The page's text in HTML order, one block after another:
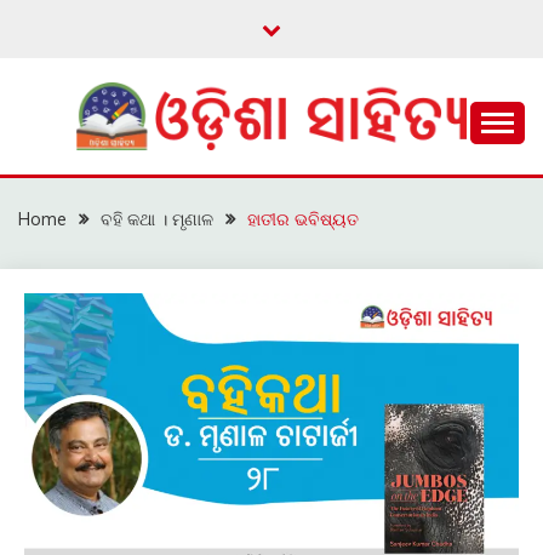
ଓଡ଼ିଶା ସାହିତ୍ୟ
Home ବହି କଥା । ମୃଣାଳ ହାତୀର ଭବିଷ୍ୟତ